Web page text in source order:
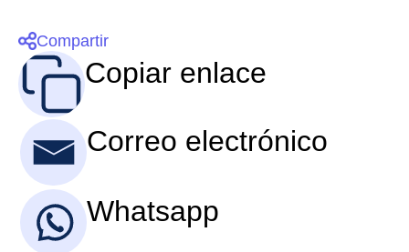
Compartir
Copiar enlace
Correo electrónico
Whatsapp